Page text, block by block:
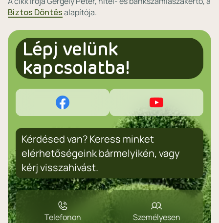
Biztos Döntésalapítója.
Lépj velünk
kapcsolatba!
Kérdésed van? Keress minket
elérhetőségeink bármelyikén, vagy
kérj visszahívást.
Telefonon Személyesen